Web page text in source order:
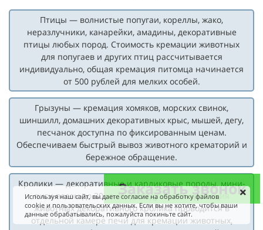
Птицы — волнистые попугаи, кореллы, жако,
неразлучники, канарейки, амадины, декоративные
птицы любых пород. Стоимость кремации животных
для попугаев и других птиц рассчитывается
индивидуально, общая кремация питомца начинается
от 500 рублей для мелких особей.
Грызуны — кремация хомяков, морских свинок,
шиншилл, домашних декоративных крыс, мышей, дегу,
песчанок доступна по фиксированным ценам.
Обеспечиваем быстрый вывоз животного крематорий и
бережное обращение.
Кролики — декоративные и карликовые породы, мини-
пиги весом до 30 кг. Индивидуальная кремация
животных декоративного кролика проводится в
отдельной камере печи для кремации животных,
Используя наш сайт, вы даете согласие на обработку файлов
cookie и пользовательских данных. Если вы не хотите, чтобы ваши
данные обрабатывались, пожалуйста покиньте сайт.
Заказать звонок